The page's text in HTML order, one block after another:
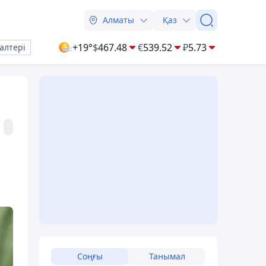
Алматы Қаз
+19°$467.48 €539.52 ₽5.73
Соңғы Танымал